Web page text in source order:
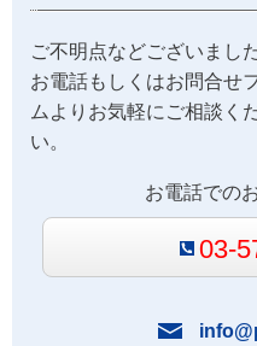
ご不明点などございまし
お電話もしくはお問合せ
ムよりお気軽にご相談く
い。
お電話での
03-